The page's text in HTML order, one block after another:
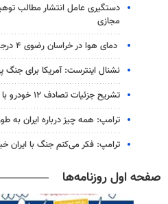
دستگیری عامل انتشار مطالب
مجازی
دمای هوا در خراسان رضوی ۴ درجه افزایش می یابد
نشنال اینترست: آمریکا برای جنگ
تشریح جزئیات تصادف ۱۲ خودرو با ۱۹ مصدوم
ترامپ: همه چیز درباره ایران
ترامپ: فکر می‌کنم جنگ با ایران
صفحه اول روزنامه‌ها